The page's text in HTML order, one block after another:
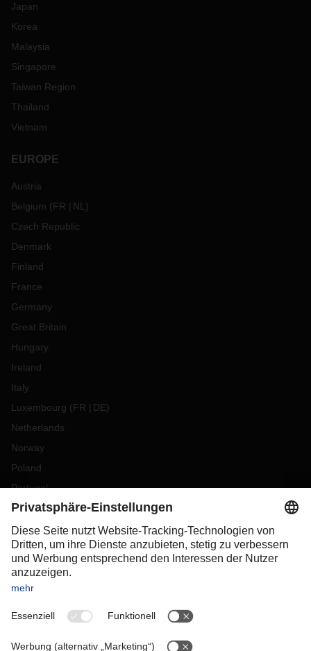
Japan
Korea
Malaysia
Singapore
Taiwan Region
Thailand
Vietnam
EUROPE
Austria
Belgium (FR NL )
Czech Republic
Denmark
Finland
France
Germany
Great Britain
Hungary
Ireland
Italy
Luxembourg (FR DE)
Netherlands
Norway
Poland
Portugal
Romania
Slovakia
Spain
Sweden
Switzerland
OCEANIA